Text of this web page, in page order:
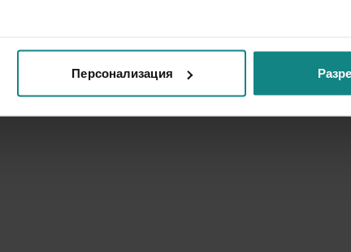
Персонализация